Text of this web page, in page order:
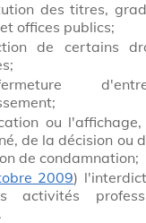
des titres,
offices publics;
de certains
ou
de la décision ou
de condamnation;
2009)
activités